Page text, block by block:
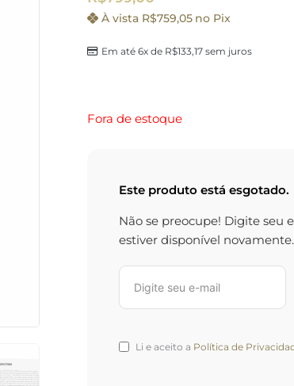
Em até 6x de R$133,17sem juros
À vista R$759,05 no Pix
Fora de estoque
Este produto está esgotado.
Não se preocupe! Digite seu
estiver disponível novamente.
Li e aceito a Política de